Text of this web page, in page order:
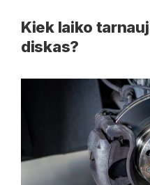
Kiek laiko
diskas?